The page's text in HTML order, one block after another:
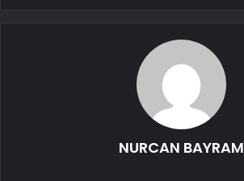
NURCAN BAYRAM